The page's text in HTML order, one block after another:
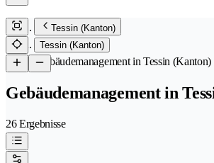
Tessin (Kanton)
Tessin (Kanton)
/Gebäudemanagement in Tessin (Kanton)
Gebäudemanagement in
26 Ergebnisse